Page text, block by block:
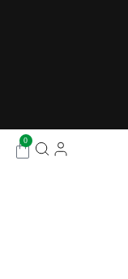
0